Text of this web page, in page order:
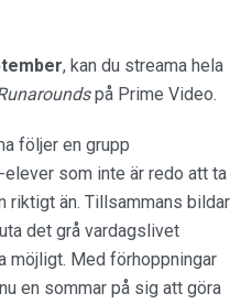
, kan du streama hela
på Prime Video.
följer en grupp
som inte är redo att ta
riktigt än. Tillsammans bildar
det grå vardagslivet
möjligt. Med förhoppningar
en sommar på sig att göra